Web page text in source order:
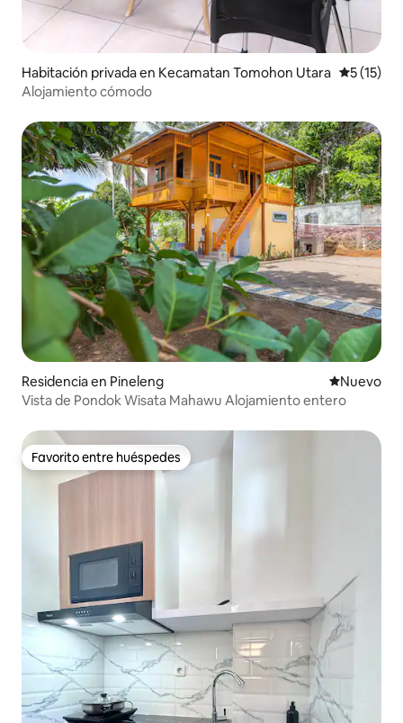
Habitación privada en Kecamatan Tomohon Utara
5 (15)
Alojamiento cómodo
Residencia en Pineleng Nuevo
Nuevo
Vista de Pondok Wisata Mahawu Alojamiento entero
Favorito entre huéspedes
Favorito entre huéspedes